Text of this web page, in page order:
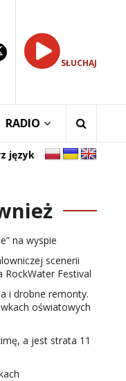
SŁUCHAJ
RADIO
język
na wyspie
scenerii
RockWater Festival
i drobne remonty.
oświatowych
a jest strata 11